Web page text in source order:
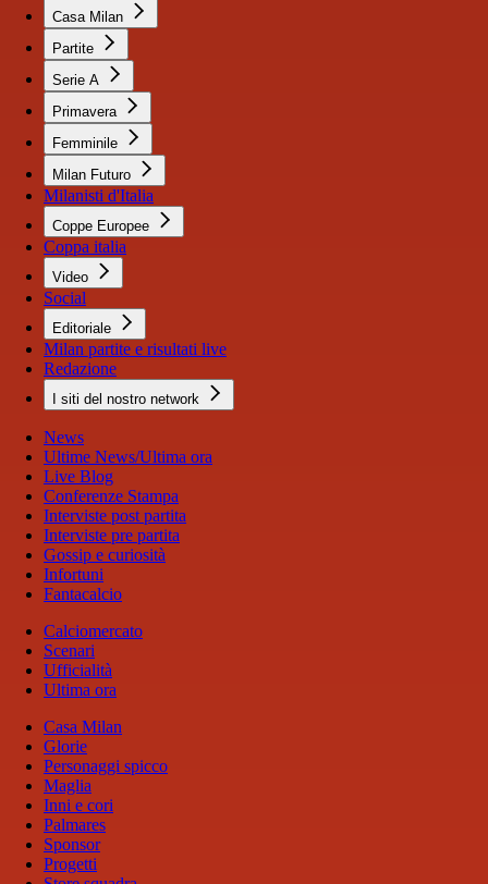
Casa Milan
Partite
Serie A
Primavera
Femminile
Milan Futuro
Milanisti d'Italia
Coppe Europee
Coppa italia
Video
Social
Editoriale
Milan partite e risultati live
Redazione
I siti del nostro network
News
Ultime News/Ultima ora
Live Blog
Conferenze Stampa
Interviste post partita
Interviste pre partita
Gossip e curiosità
Infortuni
Fantacalcio
Calciomercato
Scenari
Ufficialità
Ultima ora
Casa Milan
Glorie
Personaggi spicco
Maglia
Inni e cori
Palmares
Sponsor
Progetti